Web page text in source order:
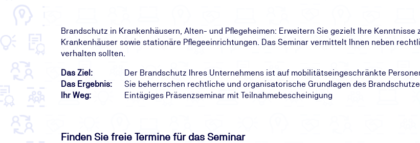
Brandschutz in Krankenhäusern, Alten- und Pflegeheimen: Erweitern Sie gezielt Ihre
Krankenhäuser sowie stationäre Pflegeeinrichtungen. Das Seminar vermittelt Ihnen neben
verhalten sollten.
Das Ziel:
Der Brandschutz Ihres Unternehmens ist auf mobilitätseingeschränkte
Das Ergebnis:
Sie beherrschen rechtliche und organisatorische Grundlagen des
Ihr Weg:
Eintägiges Präsenzseminar mit Teilnahmebescheinigung
Finden Sie freie Termine für das Seminar